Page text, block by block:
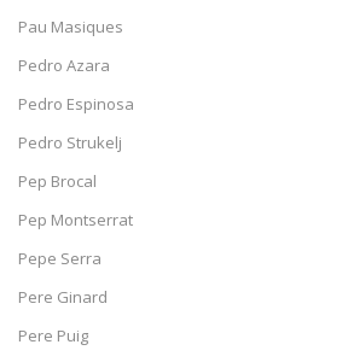
Pau Masiques
Pedro Azara
Pedro Espinosa
Pedro Strukelj
Pep Brocal
Pep Montserrat
Pepe Serra
Pere Ginard
Pere Puig